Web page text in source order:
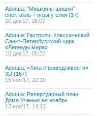
Афиша: "Мишкины шишки"
спектакль + игры у ёлки (3+)
20 дек’17, 18:07
Афиша: Гастроли: Классический
Санкт-Петербургский цирк
«Легенды мира»
10 дек’17, 05:22
Афиша: «Лига справедливости»
3D (16+)
15 ноя’17, 22:10
Афиша: Репертуарный план
Дома Ученых на ноябрь
13 ноя’17, 14:13